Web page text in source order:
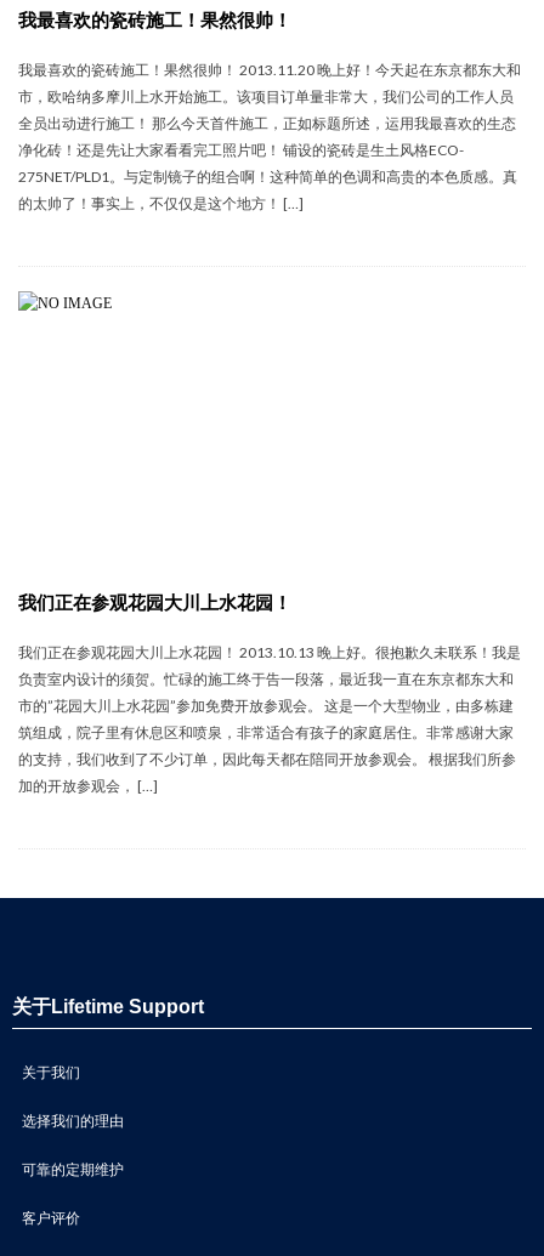
我最喜欢的瓷砖施工！果然很帅！
我最喜欢的瓷砖施工！果然很帅！ 2013.11.20 晚上好！今天起在东京都东大和
市，欧哈纳多摩川上水开始施工。该项目订单量非常大，我们公司的工作人员
全员出动进行施工！ 那么今天首件施工，正如标题所述，运用我最喜欢的生态
净化砖！还是先让大家看看完工照片吧！ 铺设的瓷砖是生土风格ECO-
275NET/PLD1。与定制镜子的组合啊！这种简单的色调和高贵的本色质感。真
的太帅了！事实上，不仅仅是这个地方！ […]
我们正在参观花园大川上水花园！
我们正在参观花园大川上水花园！ 2013.10.13 晚上好。很抱歉久未联系！我是
负责室内设计的须贺。忙碌的施工终于告一段落，最近我一直在东京都东大和
市的”花园大川上水花园”参加免费开放参观会。 这是一个大型物业，由多栋建
筑组成，院子里有休息区和喷泉，非常适合有孩子的家庭居住。非常感谢大家
的支持，我们收到了不少订单，因此每天都在陪同开放参观会。 根据我们所参
加的开放参观会， […]
关于Lifetime Support
关于我们
选择我们的理由
可靠的定期维护
客户评价